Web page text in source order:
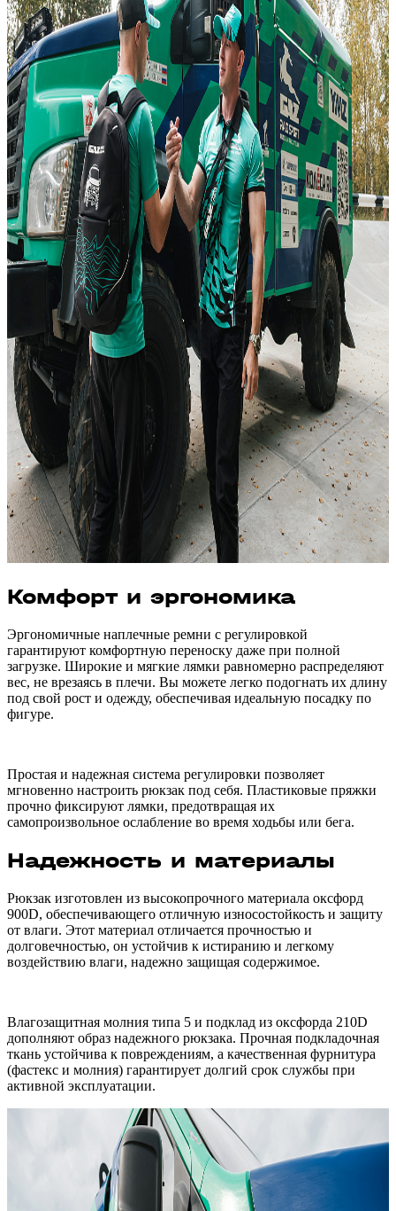
Комфорт и эргономика
Эргономичные наплечные ремни с регулировкой
гарантируют комфортную переноску даже при полной
загрузке. Широкие и мягкие лямки равномерно распределяют
вес, не врезаясь в плечи. Вы можете легко подогнать их длину
под свой рост и одежду, обеспечивая идеальную посадку по
фигуре.
Простая и надежная система регулировки позволяет
мгновенно настроить рюкзак под себя. Пластиковые пряжки
прочно фиксируют лямки, предотвращая их
самопроизвольное ослабление во время ходьбы или бега.
Надежность и материалы
Рюкзак изготовлен из высокопрочного материала оксфорд
900D, обеспечивающего отличную износостойкость и защиту
от влаги. Этот материал отличается прочностью и
долговечностью, он устойчив к истиранию и легкому
воздействию влаги, надежно защищая содержимое.
Влагозащитная молния типа 5 и подклад из оксфорда 210D
дополняют образ надежного рюкзака. Прочная подкладочная
ткань устойчива к повреждениям, а качественная фурнитура
(фастекс и молния) гарантирует долгий срок службы при
активной эксплуатации.